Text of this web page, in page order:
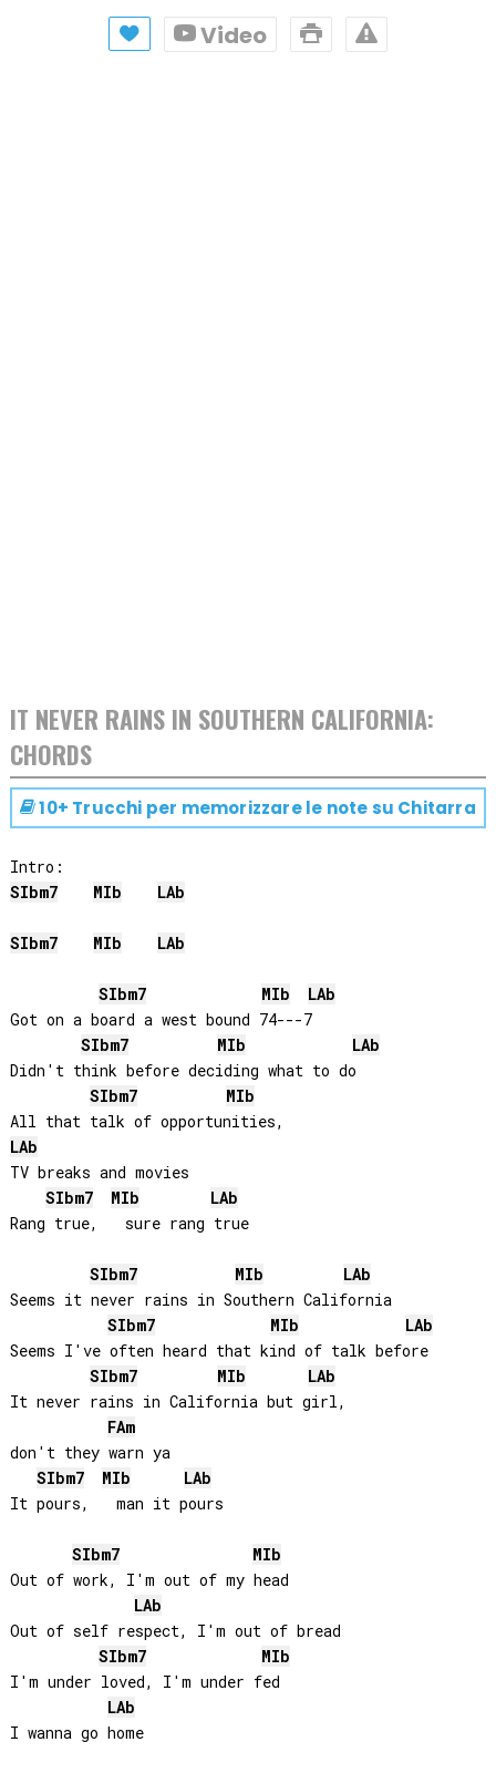
Video
IT NEVER RAINS IN SOUTHERN CALIFORNIA:
CHORDS
10+ Trucchi per memorizzare le note su Chitarra
SIbm7 MIb LAb
SIbm7 MIb LAb
SIbm7 MIb
LAb
Got on a board a west bound 74---7
SIbm7 MIb
LAb
Didn't think before deciding what to do
SIbm7
MIb
LAb
TV breaks and movies
SIbm7 MIb
LAb
Rang true,   sure rang true
SIbm7 MIb
LAb
Seems it never rains in Southern California
SIbm7 MIb
LAb
Seems I've often heard that kind of talk before
SIbm7 MIb
LAb
It never rains in California but girl,
FAm
don't they warn ya
SIbm7 MIb
LAb
It pours,   man it pours
SIbm7
MIb
Out of work, I'm out of my head
LAb
Out of self respect, I'm out of bread
SIbm7
MIb
I'm under loved, I'm under fed
LAb
I wanna go home